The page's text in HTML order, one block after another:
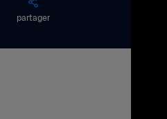
partager